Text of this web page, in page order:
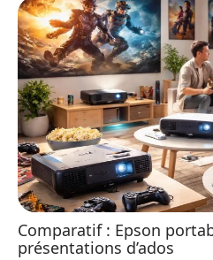
Comparatif : Epson
présentations d’ados